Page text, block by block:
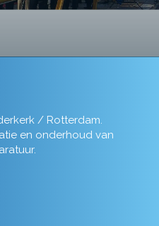
/ Rotterdam.
en onderhoud van